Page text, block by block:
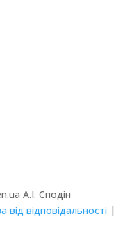
А.І. Сподін
від відповідальності |